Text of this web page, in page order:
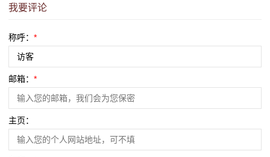
我要评论
称呼： *
邮箱： *
主页：